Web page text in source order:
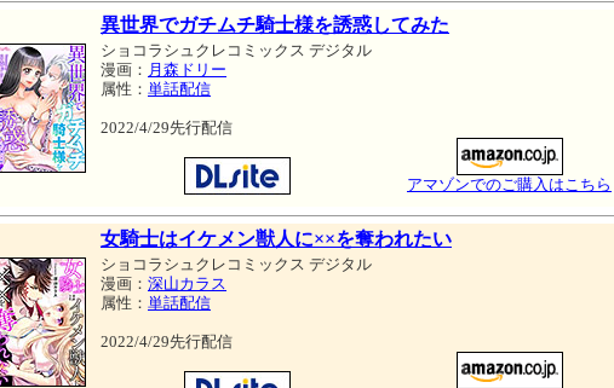
異世界でガチムチ騎士様を誘惑してみた
ショコラシュクレコミックス デジタル
漫画： 月森ドリー
属性： 単話配信
2022/4/29先行配信
アマゾンでのご購入はこちら
女騎士はイケメン獣人に××を奪われたい
ショコラシュクレコミックス デジタル
漫画： 深山カラス
属性： 単話配信
2022/4/29先行配信